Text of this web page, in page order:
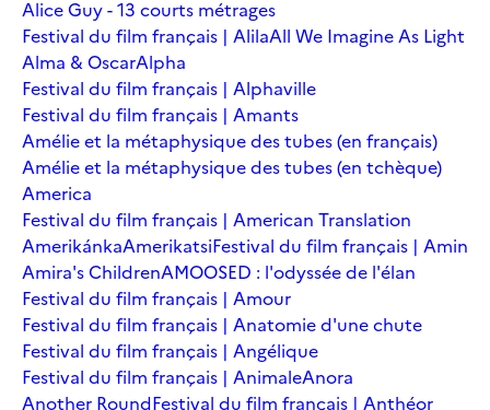
Alice Guy - 13 courts métrages
Festival du film français | AlilaAll We Imagine As Light
Alma & OscarAlpha
Festival du film français | Alphaville
Festival du film français | Amants
Amélie et la métaphysique des tubes (en français)
Amélie et la métaphysique des tubes (en tchèque)
America
Festival du film français | American Translation
AmerikánkaAmerikatsiFestival du film français | Amin
Amira's ChildrenAMOOSED : l'odyssée de l'élan
Festival du film français | Amour
Festival du film français | Anatomie d'une chute
Festival du film français | Angélique
Festival du film français | AnimaleAnora
Another RoundFestival du film français | Anthéor